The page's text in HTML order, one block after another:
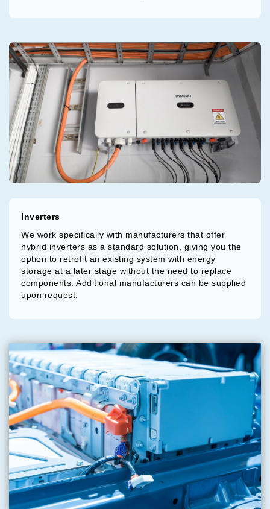
Inverters
We work specifically with manufacturers that offer
hybrid inverters as a standard solution, giving you the
option to retrofit an existing system with energy
storage at a later stage without the need to replace
components. Additional manufacturers can be supplied
upon request.